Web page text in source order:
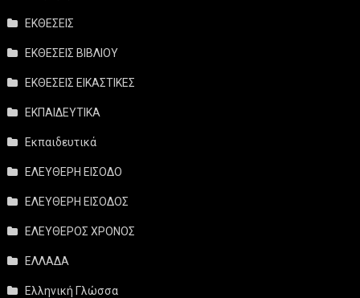
ΕΚΘΕΣΕΙΣ
ΕΚΘΕΣΕΙΣ ΒΙΒΛΙΟΥ
ΕΚΘΕΣΕΙΣ ΕΙΚΑΣΤΙΚΕΣ
ΕΚΠΑΙΔΕΥΤΙΚΑ
Εκπαιδευτικά
ΕΛΕΥΘΕΡΗ ΕΙΣΟΔΟ
ΕΛΕΥΘΕΡΗ ΕΙΣΟΔΟΣ
ΕΛΕΥΘΕΡΟΣ ΧΡΟΝΟΣ
ΕΛΛΑΔΑ
Ελληνική Γλώσσα